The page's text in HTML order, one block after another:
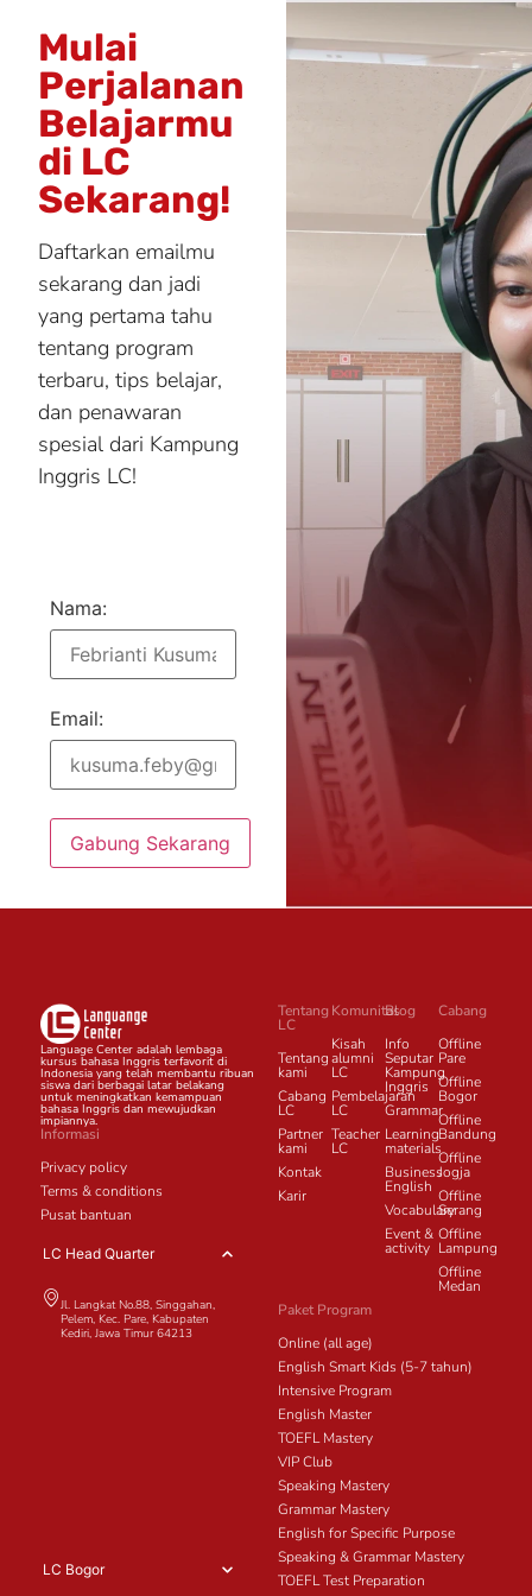
Mulai
Perjalanan
Belajarmu
di LC
Sekarang!
Daftarkan emailmu
sekarang dan jadi
yang pertama tahu
tentang program
terbaru, tips belajar,
dan penawaran
spesial dari Kampung
Inggris LC!
Nama:
Email:
Gabung Sekarang
Language Center adalah lembaga
kursus bahasa Inggris terfavorit di
Indonesia yang telah membantu ribuan
siswa dari berbagai latar belakang
untuk meningkatkan kemampuan
bahasa Inggris dan mewujudkan
impiannya.
Informasi
Privacy policy
Terms & conditions
Pusat bantuan
LC Head Quarter
Jl. Langkat No.88, Singgahan,
Pelem, Kec. Pare, Kabupaten
Kediri, Jawa Timur 64213
LC Bogor
Tentang
LC
Tentang
kami
Cabang
LC
Partner
kami
Kontak
Karir
Komunitas
Kisah
alumni
LC
Pembelajaran
LC
Teacher
LC
Blog
Info
Seputar
Kampung
Inggris
Grammar
Learning
materials
Business
English
Vocabulary
Event &
activity
Cabang
Offline
Pare
Offline
Bogor
Offline
Bandung
Offline
Jogja
Offline
Serang
Offline
Lampung
Offline
Medan
Paket Program
Online (all age)
English Smart Kids (5-7 tahun)
Intensive Program
English Master
TOEFL Mastery
VIP Club
Speaking Mastery
Grammar Mastery
English for Specific Purpose
Speaking & Grammar Mastery
TOEFL Test Preparation